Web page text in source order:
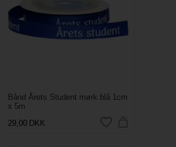
Bånd Årets Student mørk blå 1cm
x 5m
29,00 DKK